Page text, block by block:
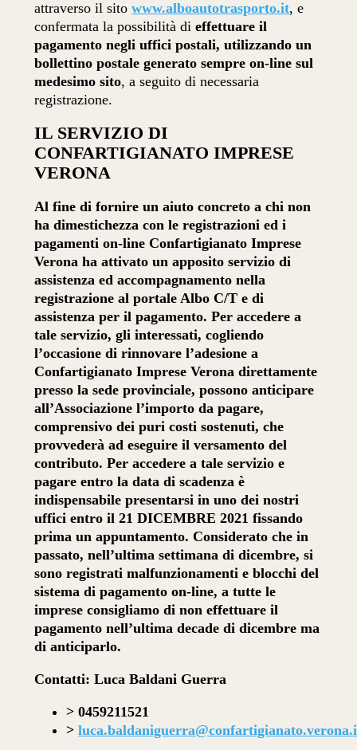
attraverso il sitowww.alboautotrasporto.it, e
confermata la possibilità di effettuare il
pagamento negli uffici postali, utilizzando un
bollettino postale generato sempre on-line sul
medesimo sito, a seguito di necessaria
registrazione.
IL SERVIZIO DI
CONFARTIGIANATO IMPRESE
VERONA
Al fine di fornire un aiuto concreto a chi non
ha dimestichezza con le registrazioni ed i
pagamenti on-line Confartigianato Imprese
Verona ha attivato un apposito servizio di
assistenza ed accompagnamento nella
registrazione al portale Albo C/T e di
assistenza per il pagamento. Per accedere a
tale servizio, gli interessati, cogliendo
l’occasione di rinnovare l’adesione a
Confartigianato Imprese Verona direttamente
presso la sede provinciale, possono anticipare
all’Associazione l’importo da pagare,
comprensivo dei puri costi sostenuti, che
provvederà ad eseguire il versamento del
contributo. Per accedere a tale servizio e
pagare entro la data di scadenza è
indispensabile presentarsi in uno dei nostri
uffici entro il 21 DICEMBRE 2021 fissando
prima un appuntamento. Considerato che in
passato, nell’ultima settimana di dicembre, si
sono registrati malfunzionamenti e blocchi del
sistema di pagamento on-line,a tutte le
imprese consigliamo di non effettuare il
pagamento nell’ultima decade di dicembre ma
di anticiparlo.
Contatti: Luca Baldani Guerra
> 0459211521
>